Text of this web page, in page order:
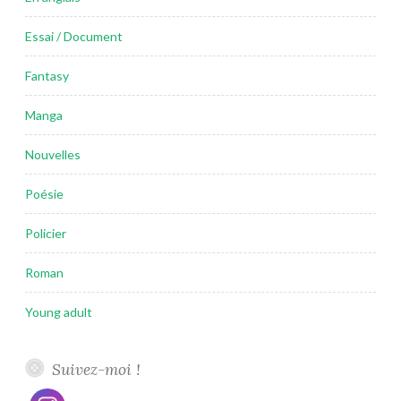
Essai / Document
Fantasy
Manga
Nouvelles
Poésie
Policier
Roman
Young adult
Suivez-moi !